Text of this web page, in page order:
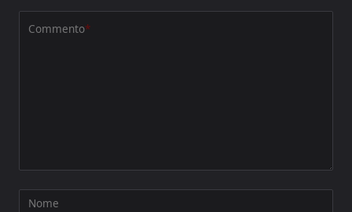
Commento*
Nome